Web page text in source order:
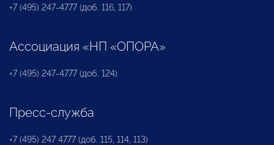
+7 (495) 247-4777 (доб. 116, 117)
Ассоциация «НП «ОПОРА»
+7 (495) 247-4777 (доб. 124)
Пресс-служба
+7 (495) 247 4777 (доб. 115, 114, 113)